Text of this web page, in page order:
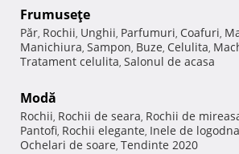
Frumuseţe
Păr, Rochii, Unghii, Parfumuri, Coafuri,
Manichiura, Sampon, Buze, Celulita,
Tratament celulita, Salonul de acasa
Modă
Rochii, Rochii de seara, Rochii de
Pantofi, Rochii elegante, Inele de logodna
Ochelari de soare, Tendinte 2020